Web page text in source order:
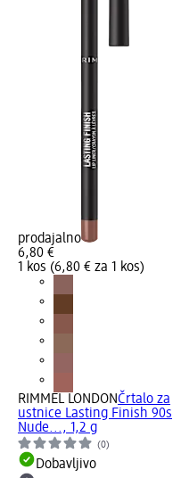
prodajalno
6,80 €
1 kos (6,80 € za 1 kos)
RIMMEL LONDONČrtalo za
ustnice Lasting Finish 90s
Nude..., 1,2 g
(0)
Dobavljivo